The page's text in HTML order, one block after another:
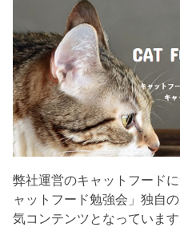
弊社運営のキャットフード
ャットフード勉強会」独自
気コンテンツとなっています